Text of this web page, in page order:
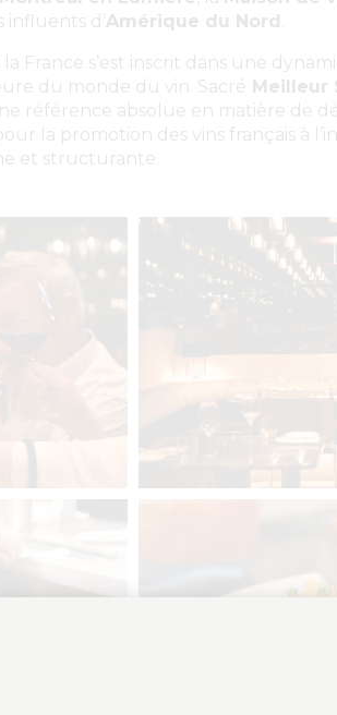
d’ Amérique du Nord
France s’est inscrit dans une
du monde du vin. Sacré Meilleur
référence absolue en matière de
la promotion des vins français à
et structurante.